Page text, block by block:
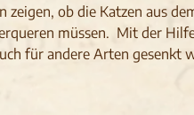
zeigen, ob die Katzen aus
müssen. Mit der
für andere Arten gesenkt